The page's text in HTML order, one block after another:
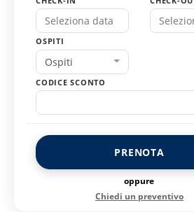
OSPITI
Ospiti
CODICE SCONTO
PRENOTA
oppure
Chiedi un preventivo